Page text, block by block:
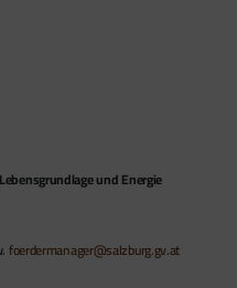
und Energie
foerdermanager@salzburg.gv.at